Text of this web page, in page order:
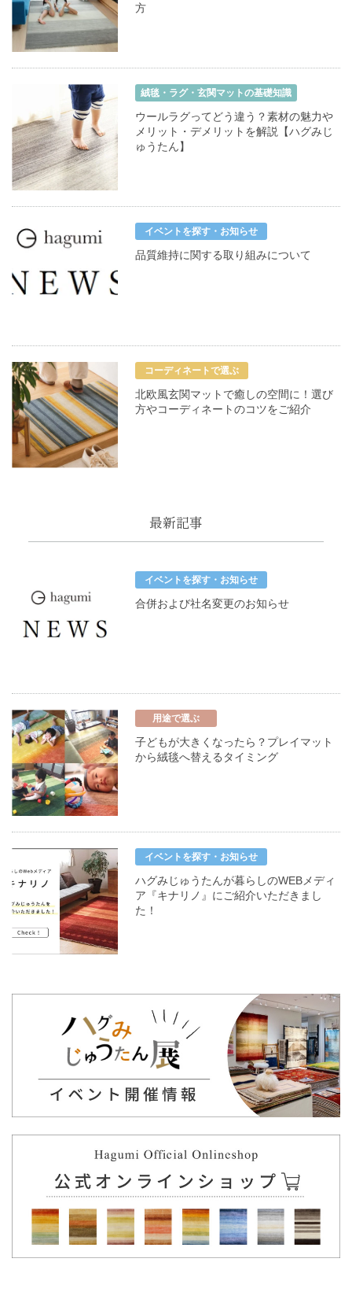
方
絨毯・ラグ・玄関マットの基礎知識
ウールラグってどう違う？素材の魅力や
メリット・デメリットを解説【ハグみじ
ゅうたん】
イベントを探す・お知らせ
品質維持に関する取り組みについて
コーディネートで選ぶ
北欧風玄関マットで癒しの空間に！選び
方やコーディネートのコツをご紹介
最新記事
イベントを探す・お知らせ
合併および社名変更のお知らせ
用途で選ぶ
子どもが大きくなったら？プレイマット
から絨毯へ替えるタイミング
イベントを探す・お知らせ
ハグみじゅうたんが暮らしのWEBメディ
ア『キナリノ』にご紹介いただきまし
た！